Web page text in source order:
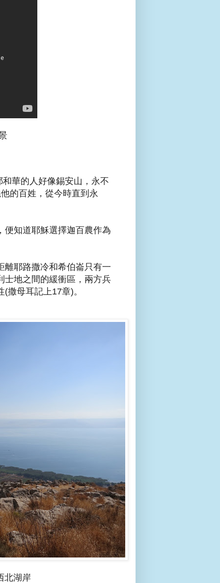
華的人好像錫安山，永不
的百姓，從今時直到永
便知道耶穌選擇迦百農作為
離耶路撒冷和希伯崙只有一
士地之間的緩衝區，兩方兵
撒母耳記上17章)。
北湖岸